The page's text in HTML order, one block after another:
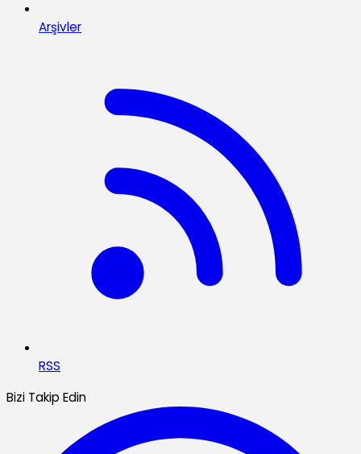
Arşivler
RSS
Bizi Takip Edin